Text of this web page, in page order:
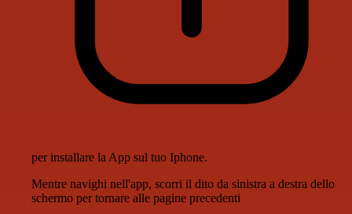
per installare la App sul tuo Iphone.
Mentre navighi nell'app, scorri il dito da sinistra a destra dello
schermo per tornare alle pagine precedenti